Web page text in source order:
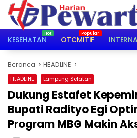
Langsung
konten
KESEHATAN
OTOMITIF
Beranda HEADLINE
HEADLINE Lampung Selatan
Dukung Estafet
Bupati Radityo Egi
Program MBG Makin